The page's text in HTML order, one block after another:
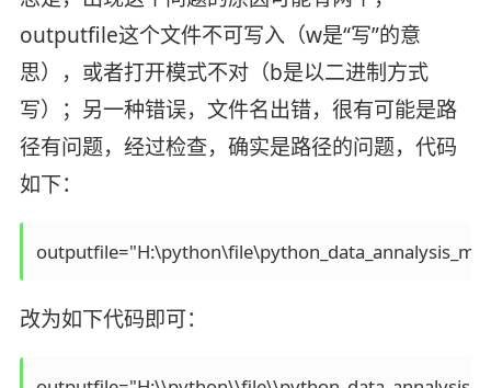
outputfile这个文件不可写入（w是“写”的意
思），或者打开模式不对（b是以二进制方式
写）；另一种错误，文件名出错，很有可能是路
径有问题，经过检查，确实是路径的问题，代码
如下：
改为如下代码即可：